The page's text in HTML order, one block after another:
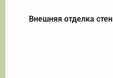
Внешняя отделка стен